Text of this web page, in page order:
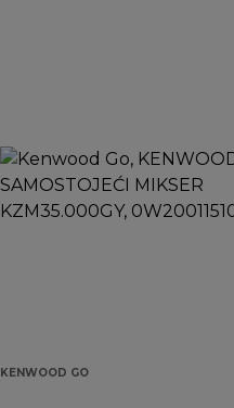
KENWOOD GO